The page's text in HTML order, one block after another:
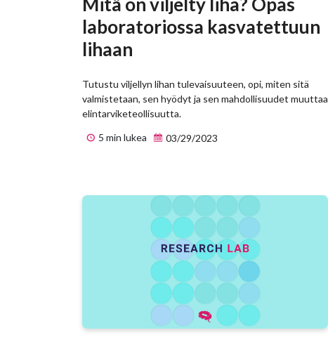
Mitä on viljelty liha? Opas
laboratoriossa kasvatettuun
lihaan
Tutustu viljellyn lihan tulevaisuuteen, opi, miten sitä
valmistetaan, sen hyödyt ja sen mahdollisuudet muuttaa
elintarviketeollisuutta.
5 min lukea
03/29/2023